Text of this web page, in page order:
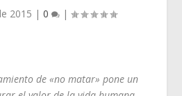
2015 | 0 |
de «no matar» pone un